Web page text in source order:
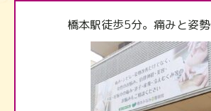
橋本駅徒歩5分。痛みと姿